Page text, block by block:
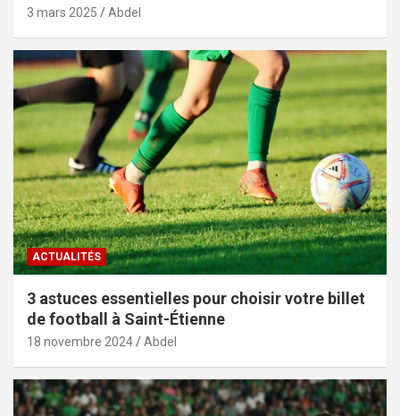
3 mars 2025 Abdel
ACTUALITÉS
3 astuces essentielles pour choisir votre billet
de football à Saint-Étienne
18 novembre 2024 Abdel